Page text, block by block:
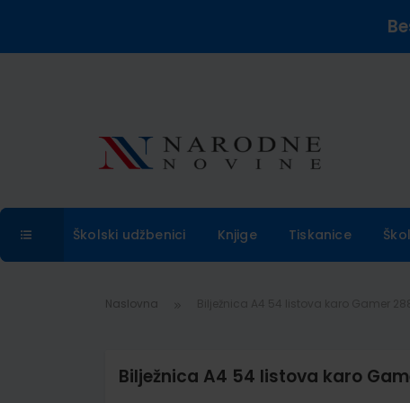
Školski udžbenici Knjige Tiskanice
Naslovna
Bilježnica A4 54 listova karo